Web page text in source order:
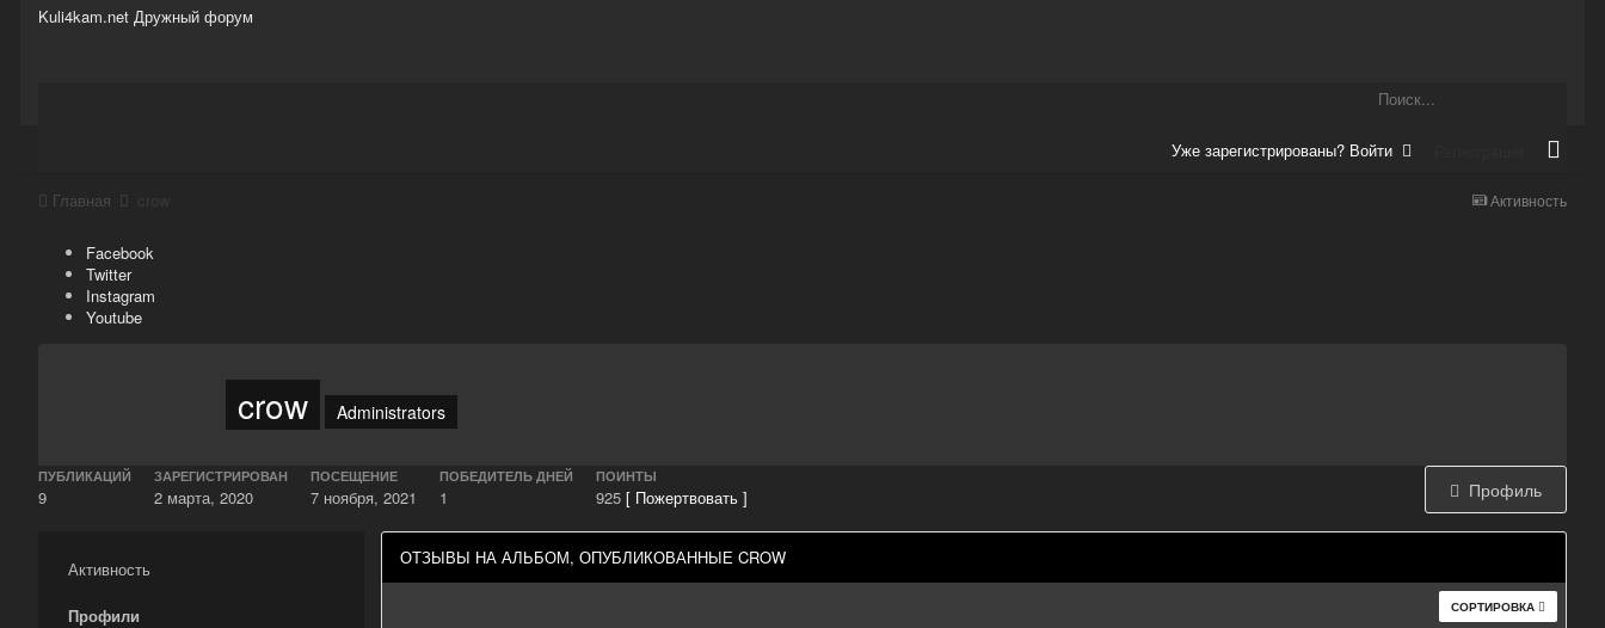
Kuli4kam.net Дружный форум
Уже зарегистрированы? Войти
Активность
Главная
Facebook
Twitter
Instagram
Youtube
crow Administrators
Профиль
ПУБЛИКАЦИЙ
9
ЗАРЕГИСТРИРОВАН
2 марта, 2020
ПОСЕЩЕНИЕ
7 ноября, 2021
ПОБЕДИТЕЛЬ ДНЕЙ
1
ПОИНТЫ
925 [ Пожертвовать ]
Активность
Профили
ОТЗЫВЫ НА АЛЬБОМ, ОПУБЛИКОВАННЫЕ CROW
СОРТИРОВКА